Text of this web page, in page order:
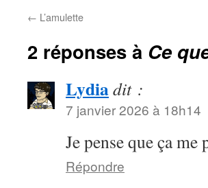
← L’amulette
2 réponses à Ce
Lydiadit :
7 janvier 2026 à 18h14
Je pense que ça me
Répondre